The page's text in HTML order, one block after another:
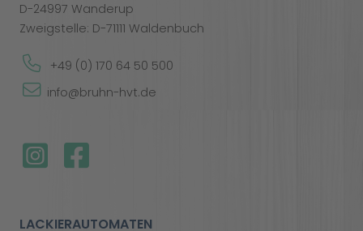
D-24997 Wanderup
Zweigstelle: D-71111 Waldenbuch
+49 (0) 170 64 50 500
info@bruhn-hvt.de
LACKIERAUTOMATEN